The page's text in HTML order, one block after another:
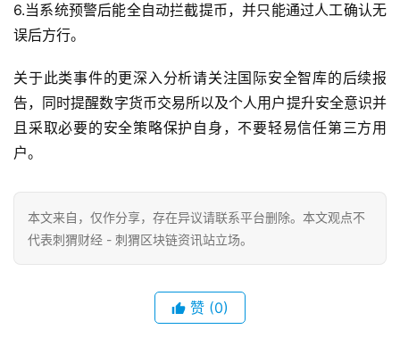
6.当系统预警后能全自动拦截提币，并只能通过人工确认无
误后方行。
关于此类事件的更深入分析请关注国际安全智库的后续报
告，同时提醒数字货币交易所以及个人用户提升安全意识并
且采取必要的安全策略保护自身，不要轻易信任第三方用
户。
本文来自 ，仅作分享，存在异议请联系平台删除。本文观点不
代表刺猬财经 - 刺猬区块链资讯站立场。
赞 (0)